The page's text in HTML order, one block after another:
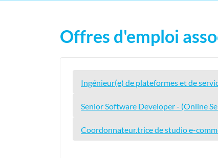
Offres d'emploi
Ingénieur(e) de plateformes et de
Senior Software Developer - (Online
Coordonnateur.trice de studio e-